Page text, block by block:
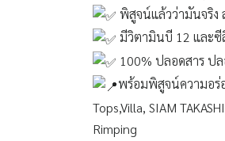
พิสูจน์แล้วว่ามันจริง
มีวิตามินบี 12 และซี
100% ปลอดสาร ป
พร้อมพิสูจน์ความอร่
Tops,Villa, SIAM
Rimping